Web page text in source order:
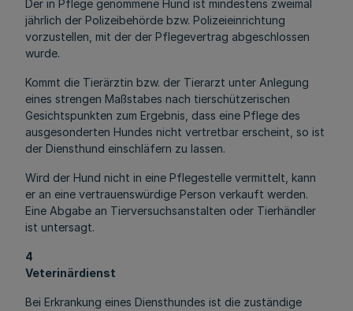
Der in Pflege genommene Hund ist mindestens zweimal
jährlich der Polizeibehörde bzw. Polizeieinrichtung
vorzustellen, mit der der Pflegevertrag abgeschlossen
wurde.
Kommt die Tierärztin bzw. der Tierarzt unter Anlegung
eines strengen Maßstabes nach tierschützerischen
Gesichtspunkten zum Ergebnis, dass eine Pflege des
ausgesonderten Hundes nicht vertretbar erscheint, so ist
der Diensthund einschläfern zu lassen.
Wird der Hund nicht in eine Pflegestelle vermittelt, kann
er an eine vertrauenswürdige Person verkauft werden.
Eine Abgabe an Tierversuchsanstalten oder Tierhändler
ist untersagt.
4
Veterinärdienst
Bei Erkrankung eines Diensthundes ist die zuständige